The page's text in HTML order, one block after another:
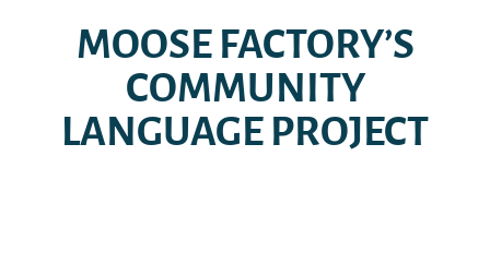
MOOSE FACTORY’S
COMMUNITY
LANGUAGE PROJECT